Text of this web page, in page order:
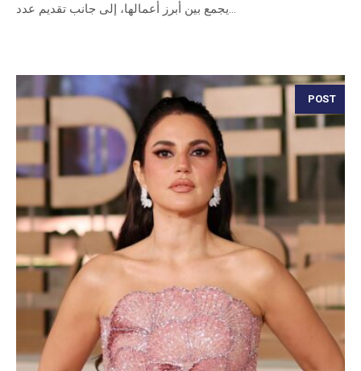
يجمع بين أبرز أعمالها، إلى جانب تقديم عدد...
POST